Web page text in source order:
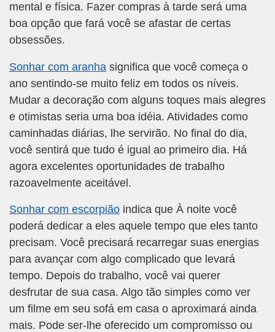
mental e física. Fazer compras à tarde será uma
boa opção que fará você se afastar de certas
obsessões.
Sonhar com aranha significa que você começa o
ano sentindo-se muito feliz em todos os níveis.
Mudar a decoração com alguns toques mais alegres
e otimistas seria uma boa idéia. Atividades como
caminhadas diárias, lhe servirão. No final do dia,
você sentirá que tudo é igual ao primeiro dia. Há
agora excelentes oportunidades de trabalho
razoavelmente aceitável.
Sonhar com escorpião indica que À noite você
poderá dedicar a eles aquele tempo que eles tanto
precisam. Você precisará recarregar suas energias
para avançar com algo complicado que levará
tempo. Depois do trabalho, você vai querer
desfrutar de sua casa. Algo tão simples como ver
um filme em seu sofá em casa o aproximará ainda
mais. Pode ser-lhe oferecido um compromisso ou